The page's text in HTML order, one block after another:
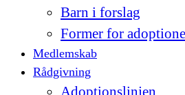
Barn i forslag
Former for
Medlemskab
Rådgivning
Adoptionslinjen